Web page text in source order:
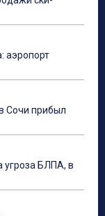
аэропорт
Сочи прибыл
БЛПА, в